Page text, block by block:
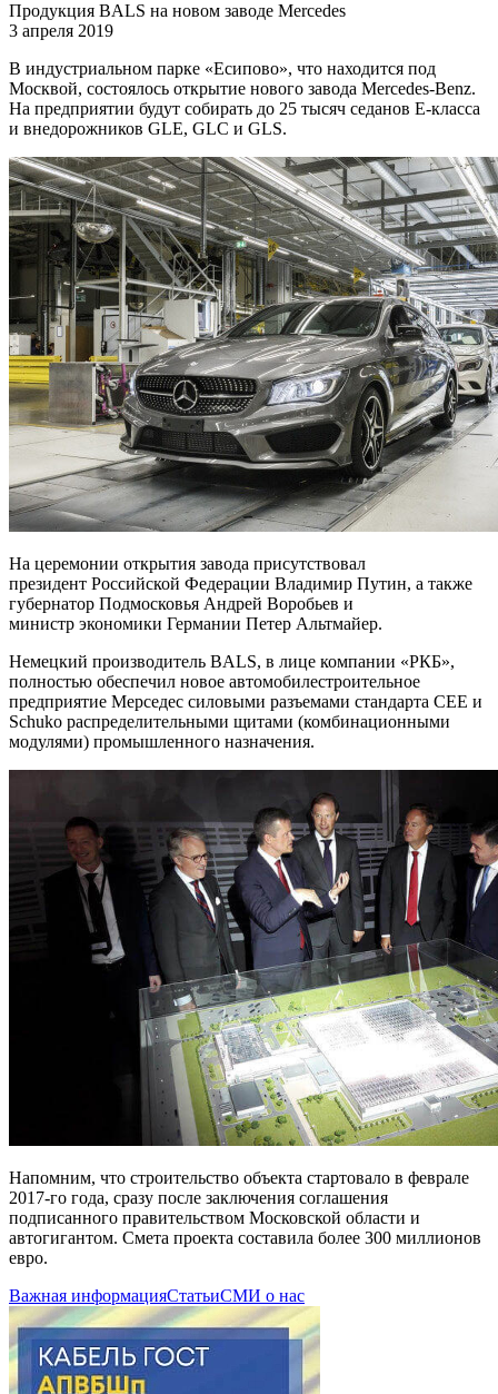
Продукция BALS на новом заводе Mercedes
3 апреля 2019
В индустриальном парке «Есипово», что находится под
Москвой, состоялось открытие нового завода Mercedes-Benz.
На предприятии будут собирать до 25 тысяч седанов E-класса
и внедорожников GLE, GLC и GLS.
На церемонии открытия завода присутствовал
президент Российской Федерации Владимир Путин, а также
губернатор Подмосковья Андрей Воробьев и
министр экономики Германии Петер Альтмайер.
Немецкий производитель BALS, в лице компании «РКБ»,
полностью обеспечил новое автомобилестроительное
предприятие Мерседес силовыми разъемами стандарта CEE и
Schuko распределительными щитами (комбинационными
модулями) промышленного назначения.
Напомним, что строительство объекта стартовало в феврале
2017-го года, сразу после заключения соглашения
подписанного правительством Московской области и
автогигантом. Смета проекта составила более 300 миллионов
евро.
Важная информацияСтатьиСМИ о нас